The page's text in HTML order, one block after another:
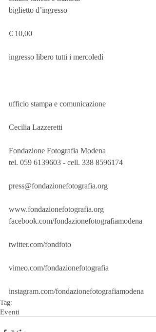
biglietto d’ingresso
€ 10,00
ingresso libero tutti i mercoledì
ufficio stampa e comunicazione
Cecilia Lazzeretti
Fondazione Fotografia Modena
tel. 059 6139603 - cell. 338 8596174
press@fondazionefotografia.org
www.fondazionefotografia.org
facebook.com/fondazionefotografiamodena
twitter.com/fondfoto
vimeo.com/fondazionefotografia
instagram.com/fondazionefotografiamodena
Tag:
Eventi